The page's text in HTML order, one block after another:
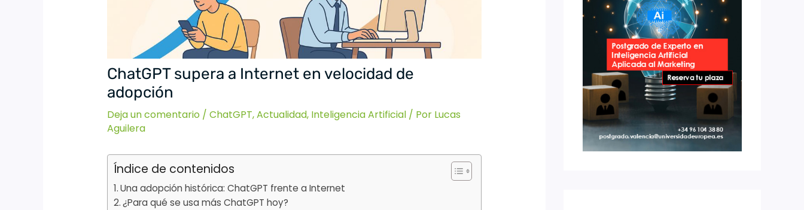
ChatGPT supera a Internet en velocidad de
adopción
Deja un comentario / ChatGPT,Actualidad, Inteligencia Artificial/ Por Lucas
Aguilera
Índice de contenidos
Una adopción histórica: ChatGPT frente a Internet
¿Para qué se usa más ChatGPT hoy?